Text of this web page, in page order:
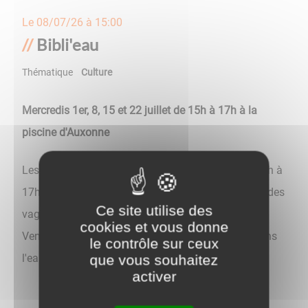
Le 08/07/26 à 15:00
Bibli'eau
Thématique Culture
Mercredis 1er, 8, 15 et 22 juillet de 15h à 17h à la
piscine d'Auxonne
Les bibliothécaires jettent l'ancre à la piscine de 15h à
17h pour partager avec vous des histoires qui font des
vagues.
Venez profiter d'un moment de lecture les pieds dans
l'eau et la tête dans les nuages !
Ce site utilise des
cookies et vous donne
le contrôle sur ceux
que vous souhaitez
activer